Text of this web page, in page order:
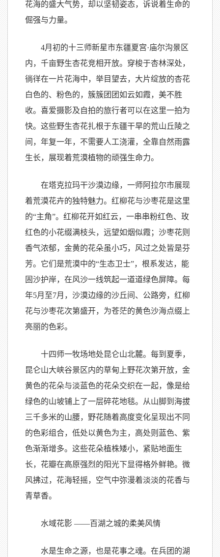
花海的盛大气势，却以坚韧姿态，诉说着生命的
倔强与力量。
4月初的十三师新星市东疆夏宫·庙尔沟景区
内，千亩野生杏花竞相开放。穿梭于杏林深处，
徜徉在一片花海中，举目望去，大片绽放的杏花
白色的、粉色的，簇簇团团如云如霞，美不胜
收。喜爱摄影及自拍的旅行者可以在这里一拍为
快。这些野生杏花扎根于东疆干旱的荒山丘陵之
间，年复一年，不需要人工浇灌，全靠自然雨露
生长，展现着荒漠植物的顽强生命力。
在塔克拉玛干沙漠边缘，一师阿拉尔市展现
着荒漠花卉的独特魅力。红柳花与沙枣花是这里
的“主角”。红柳花开如红云，一串串粉红色、玫
红色的小花缀满枝头，远望如烟似霞；沙枣花则
香气浓郁，金黄的花朵虽小巧，风过之处皆是芬
芳。它们是荒漠中的“生态卫士”，根系发达，能
固沙护岸，在风沙一线筑起一道道绿色屏障。每
年5月至7月，沙漠边缘的沙丘间、公路旁，红柳
花与沙枣花次第盛开，为苍茫的黄色沙海点缀上
亮丽的色彩。
十四师一牧场地处昆仑山北麓。每到夏季，
昆仑山大峡谷景区内的草甸上野花次第开放，金
黄色的花朵与淡蓝色的花朵交织在一起，像是给
绿色的山坡铺上了一层碎花地毯。从山脚到海拔
三千多米的山腰，野花随着高度变化呈现出不同
的色彩组合，低处以黄色为主，高处则蓝色、紫
色渐渐增多。这些花朵植株矮小，紧贴地面生
长，花瓣在高原强烈的阳光下显得格外鲜艳。微
风拂过，花海轻摇，空气中弥漫着淡淡的花香与
青草香。
水域花影 ——百湖之城的柔美风情
水是生命之源，也是花事之魂。在兵团的湖